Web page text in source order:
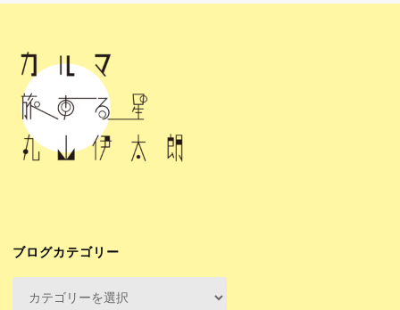
ブログカテゴリー